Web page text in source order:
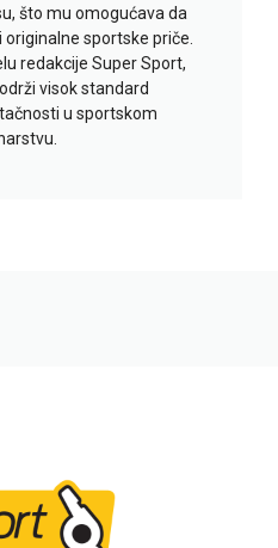
što mu omogućava da
sportske priče.
redakcije Super Sport,
visok standard
u sportskom